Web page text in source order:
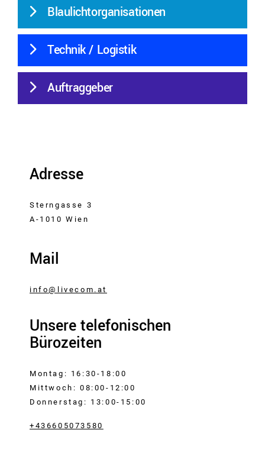
Blaulichtorganisationen
Technik / Logistik
Auftraggeber
Adresse
Sterngasse 3
A-1010 Wien
Mail
info@livecom.at
Unsere telefonischen
Bürozeiten
Montag: 16:30-18:00
Mittwoch: 08:00-12:00
Donnerstag: 13:00-15:00
+436605073580